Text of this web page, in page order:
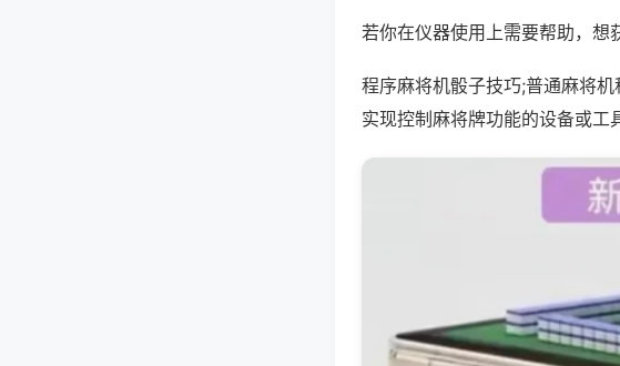
若你在仪器使用上需要帮助，想
程序麻将机骰子技巧;普通麻将
实现控制麻将牌功能的设备或工